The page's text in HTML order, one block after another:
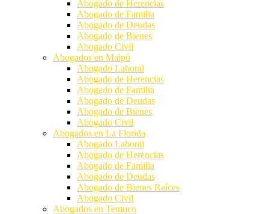
Abogado de Herencias
Abogado de Familia
Abogado de Deudas
Abogado de Bienes
Abogado Civil
Abogados en Maipú
Abogado Laboral
Abogado de Herencias
Abogado de Familia
Abogado de Deudas
Abogado de Bienes
Abogado Civil
Abogados en La Florida
Abogado Laboral
Abogado de Herencias
Abogado de Familia
Abogado de Deudas
Abogado de Bienes Raíces
Abogado Civil
Abogados en Temuco